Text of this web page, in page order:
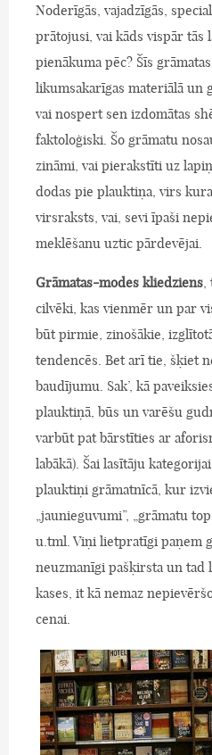
Noderīgās, vajadzīgās,
prātojusi, vai kāds vispār tās
pienākuma pēc? Šīs
likumsakarīgas materiālā un
vai nospert sen izdomātas
faktoloģiski. Šo grāmatu
zināmi, vai pierakstīti uz
dodas pie plauktiņa, virs
virsraksts, vai, sevi īpaši
meklēšanu uztic pārdevējai.
Grāmatas-modes kliedziens
cilvēki, kas vienmēr un par
būt pirmie, zinošākie,
tendencēs. Bet arī tie, šķiet
baudījumu. Sak’, kā
plauktiņā, būs un varēšu
varbūt pat bārstīties ar
labākā). Šai lasītāju
plauktiņi grāmatnīcā, kur
„jaunieguvumi”, „grāmatu
u.tml. Viņi lietpratīgi paņem
neuzmanīgi pašķirsta un tad
kases, it kā nemaz
cenai.